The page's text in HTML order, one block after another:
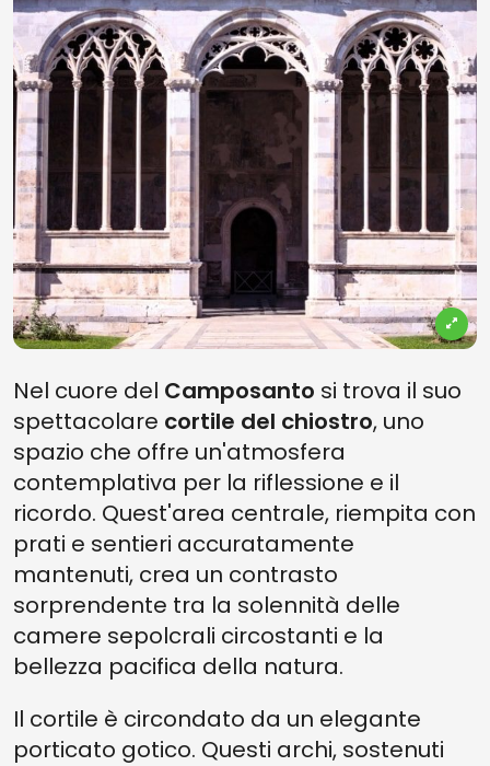
Nel cuore del Camposanto si trova il suo
spettacolare cortile del chiostro, uno
spazio che offre un'atmosfera
contemplativa per la riflessione e il
ricordo. Quest'area centrale, riempita con
prati e sentieri accuratamente
mantenuti, crea un contrasto
sorprendente tra la solennità delle
camere sepolcrali circostanti e la
bellezza pacifica della natura.
Il cortile è circondato da un elegante
porticato gotico. Questi archi, sostenuti